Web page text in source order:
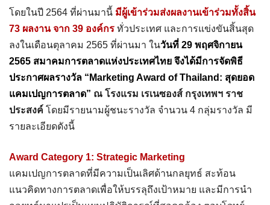
โดยในปี 2564 ที่ผ่านมานี้ มีผู้เข้าร่วมส่งผลงานเข้าร่วมทั้งสิ้น
73 ผลงาน จาก 39 องค์กร ทั่วประเทศ และการแข่งขันสิ้นสุด
ลงในเดือนตุลาคม 2565 ที่ผ่านมา ในวันที่ 29 พฤศจิกายน
2565 สมาคมการตลาดแห่งประเทศไทย จึงได้มีการจัดพิธี
ประกาศผลรางวัล “Marketing Award of Thailand: สุดยอด
แคมเปญการตลาด” ณ โรงแรม เรเนซองส์ กรุงเทพฯ ราช
ประสงค์ โดยมีรายนามผู้ชนะรางวัล จำนวน 4 กลุ่มรางวัล มี
รายละเอียดดังนี้
Award Category 1: Strategic Marketing
แคมเปญการตลาดที่มีความเป็นเลิศด้านกลยุทธ์ สะท้อน
แนวคิดทางการตลาดเพื่อให้บรรลุถึงเป้าหมาย และมีการนำ